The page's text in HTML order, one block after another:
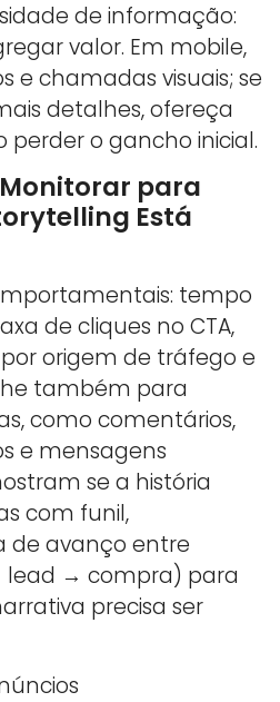
de informação:
valor. Em mobile,
e chamadas visuais; se
detalhes, ofereça
perder o gancho inicial.
para
Está
tempo
de cliques no CTA,
origem de tráfego e
também para
como comentários,
e mensagens
se a história
com funil,
de avanço entre
lead → compra) para
precisa ser